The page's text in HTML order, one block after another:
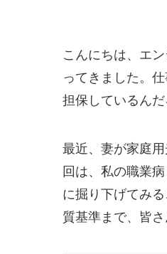
こんにちは、エ
ってきました。
担保しているん
最近、妻が家庭
回は、私の職業
に掘り下げてみ
質基準まで、皆